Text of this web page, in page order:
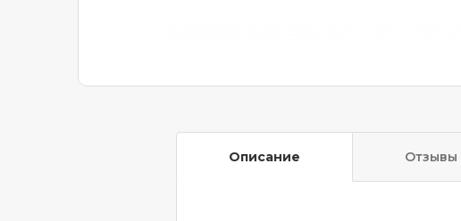
Описание Отзывы